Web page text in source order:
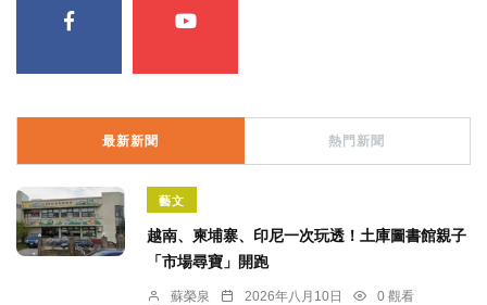
最新新聞 熱門新聞
藝文
越南、柬埔寨、印尼一次玩透！土庫圖書館親子
「市場尋寶」開跑
蘇榮泉 2026年八月10日
0 觀看